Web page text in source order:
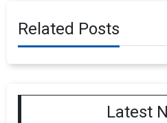
Related Posts
Latest